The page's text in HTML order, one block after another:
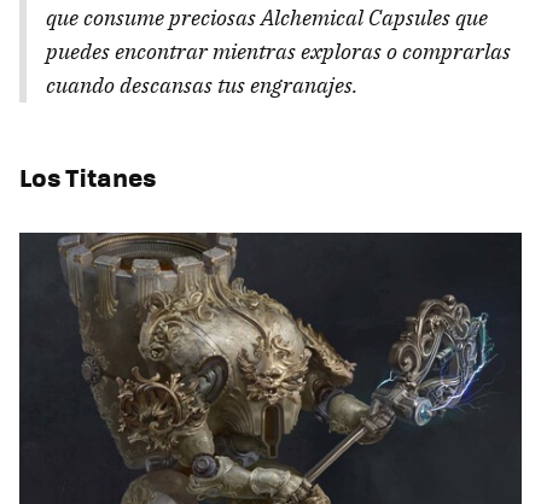
que consume preciosas Alchemical Capsules que
puedes encontrar mientras exploras o comprarlas
cuando descansas tus engranajes.
Los Titanes